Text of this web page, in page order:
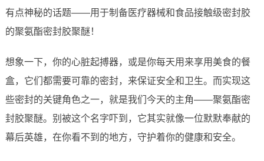
有点神秘的话题——用于制备医疗器械和食品接触级密封胶
的聚氨酯密封胶聚醚！
想象一下，你的心脏起搏器，或是你每天用来享用美食的餐
盒，它们都需要可靠的密封，来保证安全和卫生。而实现这
些密封的关键角色之一，就是我们今天的主角——聚氨酯密
封胶聚醚。别被这个名字吓到，它其实就像一位默默奉献的
幕后英雄，在你看不到的地方，守护着你的健康和安全。